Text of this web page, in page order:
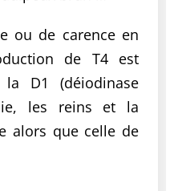
ou de carence en
de T4 est
la D1 (déiodinase
les reins et la
alors que celle de